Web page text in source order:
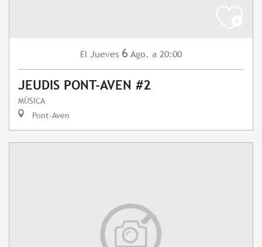
El Jueves 6 Ago. a 20:00
JEUDIS PONT-AVEN #2
MÚSICA
Pont-Aven